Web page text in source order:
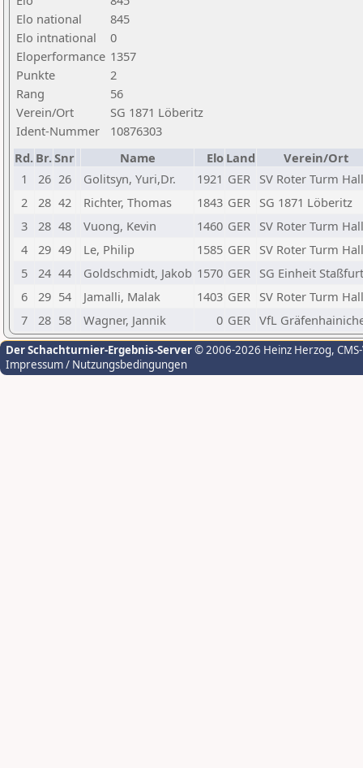
Elo national
845
Elo intnational
0
Eloperformance 1357
Punkte
2
Rang
56
Verein/Ort
SG 1871 Löberitz
Ident-Nummer
10876303
Rd. Br.Snr Name Elo Land
Verein/Ort
1
26 26 Golitsyn, Yuri,Dr. 1921 GER SV Roter Turm
2
28 42 Richter, Thomas 1843 GER SG 1871 Löberitz
3
28 48 Vuong, Kevin 1460 GER SV Roter Turm
4
29 49 Le, Philip 1585 GER SV Roter Turm
5
24 44 Goldschmidt, Jakob 1570 GER SG Einheit Staßfurt
6
29 54 Jamalli, Malak 1403 GER SV Roter Turm
7
28 58 Wagner, Jannik 0 GER VfL
Der Schachturnier-Ergebnis-Server© 2006-2026 Heinz Herzog,
Impressum / Nutzungsbedingungen